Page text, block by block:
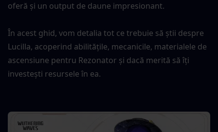
oferă și un output de daune impresionant.
În acest ghid, vom detalia tot ce trebuie să știi despre
Lucilla, acoperind abilitățile, mecanicile, materialele de
ascensiune pentru Rezonator și dacă merită să îți
investești resursele în ea.